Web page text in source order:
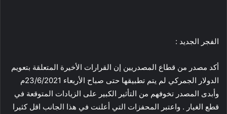
الفجر الجديد :
أكد مصدر من قطاع المصدريين إن القرارات الأخيرة المتعلقة بتعويم
الدولار الجمركي لم يتم تطبيقها حتى صباح الأربعاء 23/6/2021م
وأبدى المصدر تخوفهم من التأثير الكبير على الزيادات المتوقعة في
قطع الغيار . واعتبر المحفزات التي أعلنت في هذا الجانب اقل كثيرا